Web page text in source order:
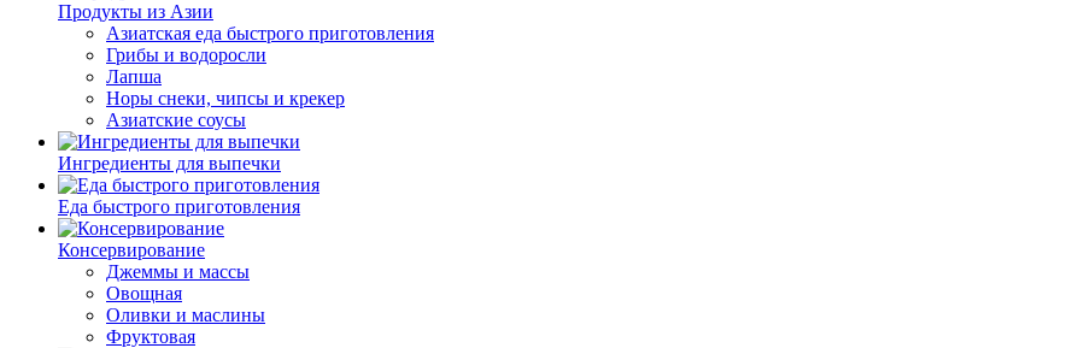
Продукты из Азии
Азиатская еда быстрого приготовления
Грибы и водоросли
Лапша
Норы снеки, чипсы и крекер
Азиатские соусы
Ингредиенты для выпечки
Еда быстрого приготовления
Консервирование
Джеммы и массы
Овощная
Оливки и маслины
Фруктовая